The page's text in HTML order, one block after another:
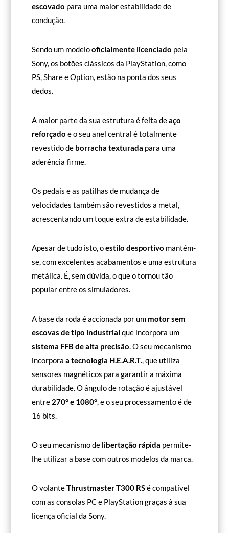
escovado para uma maior estabilidade de
condução.
Sendo um modelooficialmente licenciado pela
Sony, os botões clássicos da PlayStation, como
PS, Share e Option, estão na ponta dos seus
dedos.
A maior parte da sua estrutura é feita deaço
reforçado e o seu anel central é totalmente
revestido de borracha texturada para uma
aderência firme.
Os pedais e as patilhas de mudança de
velocidades também são revestidos a metal,
acrescentando um toque extra de estabilidade.
Apesar de tudo isto, oestilo desportivo mantém-
se, com excelentes acabamentos e uma estrutura
metálica. É, sem dúvida, o que o tornou tão
popular entre os simuladores.
A base da roda é accionada por um motor sem
escovas de tipo industrial que incorpora um
sistema FFB de alta precisão. O seu mecanismo
incorporaa tecnologia H.E.A.R.T., que utiliza
sensores magnéticos para garantir a máxima
durabilidade. O ângulo de rotação é ajustável
entre 270° e 1080°, e o seu processamento é de
16 bits.
O seu mecanismo de libertação rápida permite-
lhe utilizar a base com outros modelos da marca.
O volanteThrustmaster T300 RSé compatível
com as consolas PC e PlayStation graças à sua
licença oficial da Sony.